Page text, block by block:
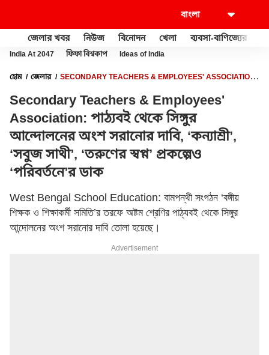
জেলার খবর নিউজ বিনোদন খেলা ব্যবসা-বাণিজ্যের
India At 2047 ফিফা বিশ্বকাপ Ideas of India
হোম জেলার
SECONDARY TEACHERS & EMPLOYEES' ASSOCIATION:
স্বপ্ন’ প্রকল্পেও ‘পরিবর্তনে’র ডাক
Secondary Teachers & Employees'
Association: পাঠ্যবই থেকে সিঙ্গুর
আন্দোলনের অংশ সরানোর দাবি, ‘কন্যাশ্রী’,
‘সবুজ সাথী’, ‘তরুণের স্বপ্ন’ প্রকল্পেও
‘পরিবর্তনে’র ডাক
West Bengal School Education: বামপন্থী সংগঠন ‘বঙ্গীয়
শিক্ষক ও শিক্ষাকর্মী সমিতি’র তরফে অষ্টম শ্রেণির পাঠ্যবই থেকে সিঙ্গুর
আন্দোলনের অংশ সরানোর দাবি তোলা হয়েছে।
Advertisement